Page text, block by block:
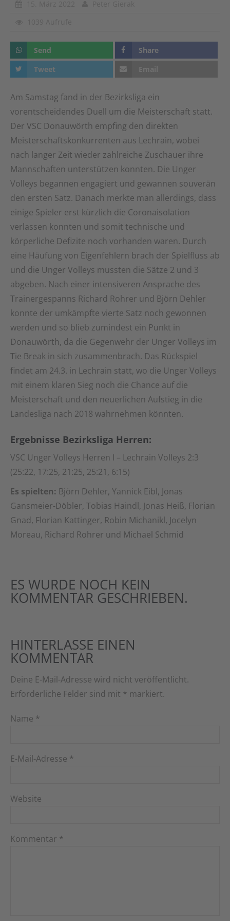
Send
Share
Tweet
Email
Am Samstag fand in der Bezirksliga ein
vorentscheidendes Duell um die Meisterschaft statt.
Der VSC Donauwörth empfing den direkten
Meisterschaftskonkurrenten aus Lechrain, wobei
nach langer Zeit wieder zahlreiche Zuschauer ihre
Mannschaften unterstützen konnten. Die Unger
Volleys begannen engagiert und gewannen souverän
den ersten Satz. Danach merkte man allerdings, dass
einige Spieler erst kürzlich die Coronaisolation
verlassen konnten und somit technische und
körperliche Defizite noch vorhanden waren. Durch
eine Häufung von Eigenfehlern brach der Spielfluss ab
und die Unger Volleys mussten die Sätze 2 und 3
abgeben. Nach einer intensiveren Ansprache des
Trainergespanns Richard Rohrer und Björn Dehler
konnte der umkämpfte vierte Satz noch gewonnen
werden und so blieb zumindest ein Punkt in
Donauwörth, da die Gegenwehr der Unger Volleys im
Tie Break in sich zusammenbrach. Das Rückspiel
findet am 24.3. in Lechrain statt, wo die Unger Volleys
mit einem klaren Sieg noch die Chance auf die
Meisterschaft und den neuerlichen Aufstieg in die
Landesliga nach 2018 wahrnehmen könnten.
Ergebnisse Bezirksliga Herren:
VSC Unger Volleys Herren I – Lechrain Volleys 2:3
(25:22, 17:25, 21:25, 25:21, 6:15)
Es spielten: Björn Dehler, Yannick Eibl, Jonas
Gansmeier-Döbler, Tobias Haindl, Jonas Heiß, Florian
Gnad, Florian Kattinger, Robin Michanikl, Jocelyn
Moreau, Richard Rohrer und Michael Schmid
ES WURDE NOCH KEIN
KOMMENTAR GESCHRIEBEN.
HINTERLASSE EINEN
KOMMENTAR
Deine E-Mail-Adresse wird nicht veröffentlicht.
Erforderliche Felder sind mit * markiert.
Name *
E-Mail-Adresse *
Website
Kommentar *